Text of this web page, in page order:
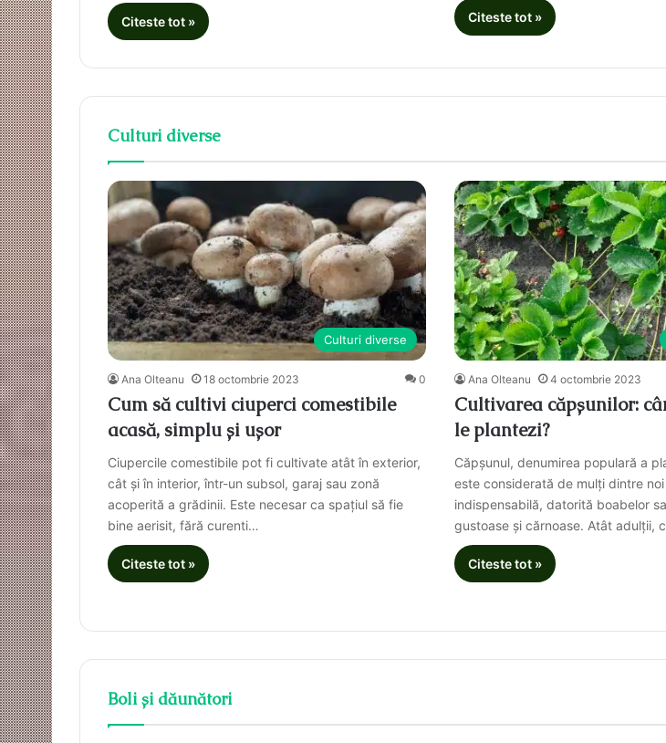
Citeste tot » Citeste tot »
Culturi diverse
Culturi diverse
Ana Olteanu 18 octombrie 2023 0
Cum să cultivi ciuperci comestibile
acasă, simplu și ușor
Ciupercile comestibile pot fi cultivate atât în exterior,
cât și în interior, într-un subsol, garaj sau zonă
acoperită a grădinii. Este necesar ca spațiul să fie
bine aerisit, fără curenti…
Citeste tot »
Ana Olteanu 4 octombrie 2023
Cultivarea căpșunilor:
le plantezi?
Căpșunul, denumirea populară a
este considerată de mulți dintre
indispensabilă, datorită boabelor
gustoase și cărnoase. Atât adulții,
Citeste tot »
Boli și dăunători